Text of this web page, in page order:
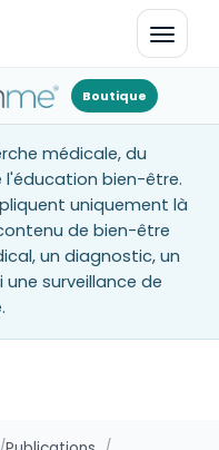
Boutique
médicale, du
bien-être.
uniquement là
de bien-être
un diagnostic, un
surveillance de